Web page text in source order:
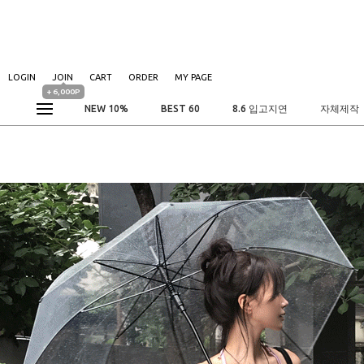
LOGIN JOIN
+ 6,000P
CART ORDER MY PAGE
NEW 10% BEST 60 8.6 입고지연 자체제작